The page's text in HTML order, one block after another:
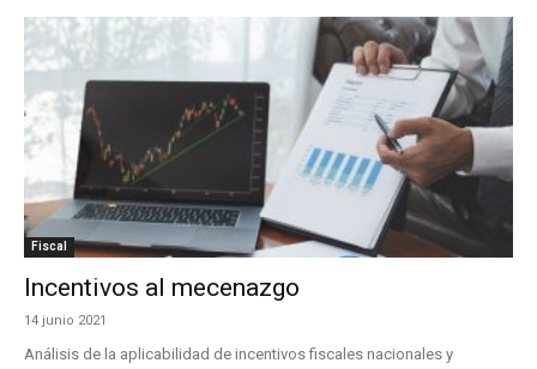
Fiscal
Incentivos al mecenazgo
14 junio 2021
Análisis de la aplicabilidad de incentivos fiscales nacionales y